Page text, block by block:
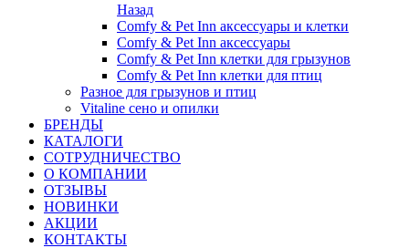
Назад
Comfy & Pet Inn аксессуары и клетки
Comfy & Pet Inn аксессуары
Comfy & Pet Inn клетки для грызунов
Comfy & Pet Inn клетки для птиц
Разное для грызунов и птиц
Vitaline сено и опилки
БРЕНДЫ
КАТАЛОГИ
СОТРУДНИЧЕСТВО
О КОМПАНИИ
ОТЗЫВЫ
НОВИНКИ
АКЦИИ
КОНТАКТЫ